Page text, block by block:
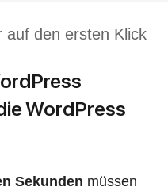
auf den ersten Klick
WordPress
Sekunden müssen